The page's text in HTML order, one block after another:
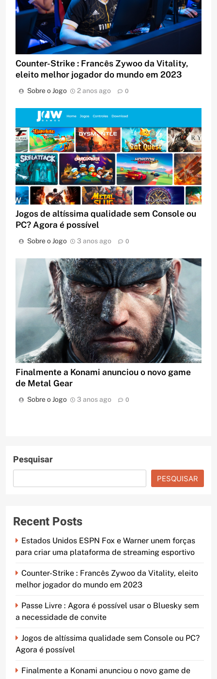
Counter-Strike : Francês Zywoo da Vitality,
eleito melhor jogador do mundo em 2023
Sobre o Jogo 2 anos ago 0
Jogos de altíssima qualidade sem Console ou
PC? Agora é possível
Sobre o Jogo 3 anos ago 0
Finalmente a Konami anunciou o novo game
de Metal Gear
Sobre o Jogo 3 anos ago 0
Pesquisar
PESQUISAR
Recent Posts
Estados Unidos ESPN Fox e Warner unem forças
para criar uma plataforma de streaming esportivo
Counter-Strike : Francês Zywoo da Vitality, eleito
melhor jogador do mundo em 2023
Passe Livre : Agora é possível usar o Bluesky sem
a necessidade de convite
Jogos de altíssima qualidade sem Console ou PC?
Agora é possível
Finalmente a Konami anunciou o novo game de